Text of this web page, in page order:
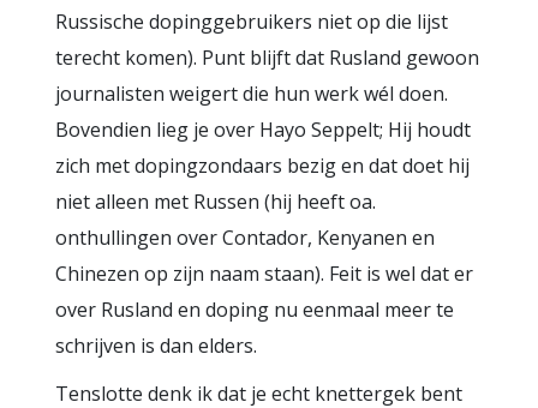
Russische dopinggebruikers niet op die lijst
terecht komen). Punt blijft dat Rusland gewoon
journalisten weigert die hun werk wél doen.
Bovendien lieg je over Hayo Seppelt; Hij houdt
zich met dopingzondaars bezig en dat doet hij
niet alleen met Russen (hij heeft oa.
onthullingen over Contador, Kenyanen en
Chinezen op zijn naam staan). Feit is wel dat er
over Rusland en doping nu eenmaal meer te
schrijven is dan elders.
Tenslotte denk ik dat je echt knettergek bent